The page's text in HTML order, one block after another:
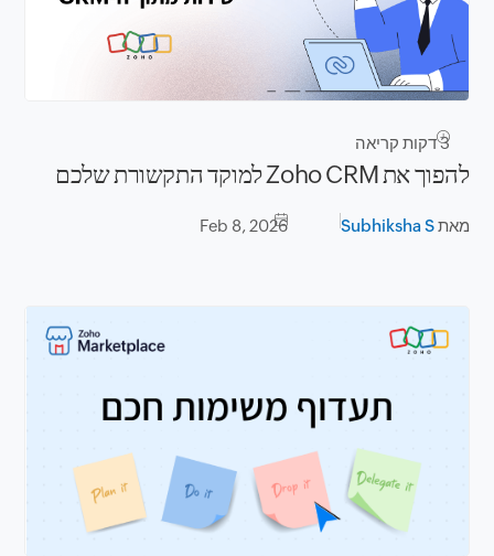
3דקות קריאה
להפוך את Zoho CRM למוקד התקשורת שלכם
מאתSubhiksha S
Feb 8, 2026